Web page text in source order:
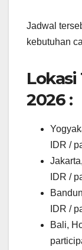
Jadwal
kebutuhan
2026 :
IDR /
IDR /
IDR /
Bali,